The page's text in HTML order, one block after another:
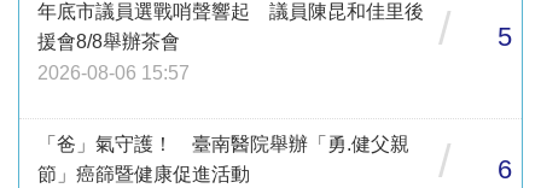
年底市議員選戰哨聲響起 議員陳昆和佳里後
援會8/8舉辦茶會
2026-08-06 15:57
/ 5
「爸」氣守護！ 臺南醫院舉辦「勇.健父親
節」癌篩暨健康促進活動
/ 6